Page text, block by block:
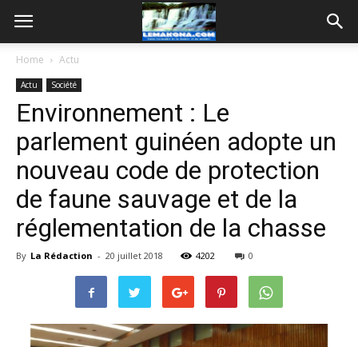
Home Actu
Actu Société
Environnement : Le
parlement guinéen adopte un
nouveau code de protection
de faune sauvage et de la
réglementation de la chasse
By La Rédaction - 20 juillet 2018 4202 0